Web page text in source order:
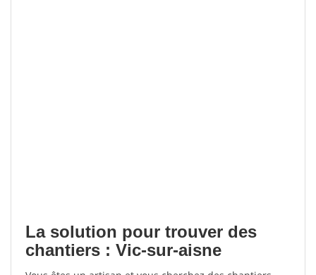
La solution pour trouver des
chantiers : Vic-sur-aisne